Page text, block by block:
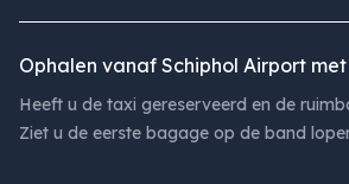
Ophalen vanaf Schiphol Airport
Heeft u de taxi gereserveerd en de
Ziet u de eerste bagage op de band